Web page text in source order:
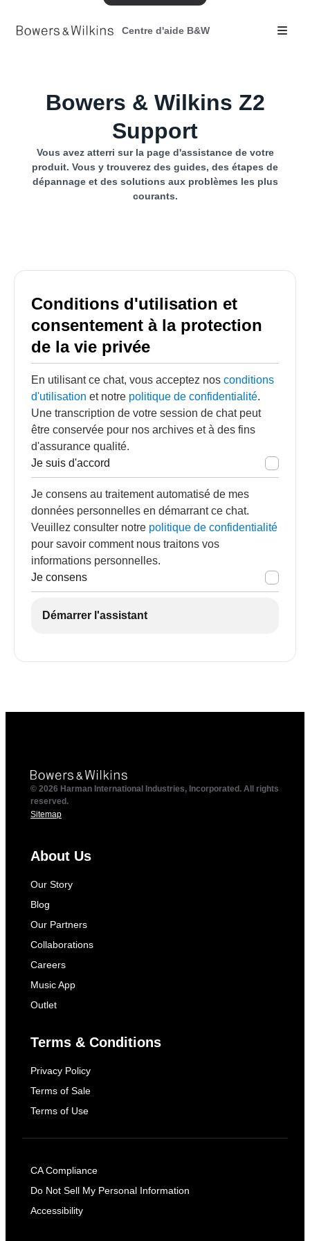
Centre d'aide B&W
Bowers & Wilkins Z2
Support
Vous avez atterri sur la page d'assistance de votre
produit. Vous y trouverez des guides, des étapes de
dépannage et des solutions aux problèmes les plus
courants.
Conditions d'utilisation et
consentement à la protection
de la vie privée
En utilisant ce chat, vous acceptez nos conditions
d'utilisation et notre politique de confidentialité.
Une transcription de votre session de chat peut
être conservée pour nos archives et à des fins
d'assurance qualité.
Je suis d'accord
Je consens au traitement automatisé de mes
données personnelles en démarrant ce chat.
Veuillez consulter notre politique de confidentialité
pour savoir comment nous traitons vos
informations personnelles.
Je consens
Démarrer l'assistant
© 2026 Harman International Industries, Incorporated. All rights
reserved.
Sitemap
About Us
Our Story
Blog
Our Partners
Collaborations
Careers
Music App
Outlet
Terms & Conditions
Privacy Policy
Terms of Sale
Terms of Use
CA Compliance
Do Not Sell My Personal Information
Accessibility